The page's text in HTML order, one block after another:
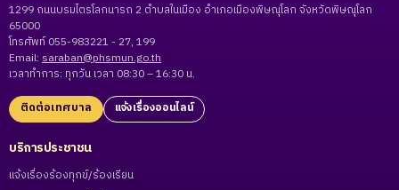
1299 ถนนบรมไตรโลกนารถ 2 ตำบลในเมือง อำเภอเมืองพิษณุโลก จังหวัดพิษณุโลก
65000
โทรศัพท์ 055-983221 - 27, 199
Email: saraban@phsmun.go.th
เวลาทำการ: ทุกวัน เวลา 08:30 – 16:30 น.
ติดต่อเทศบาล แจ้งเรื่องออนไลน์
บริการประชาชน
แจ้งเรื่องร้องทุกข์/ร้องเรียน